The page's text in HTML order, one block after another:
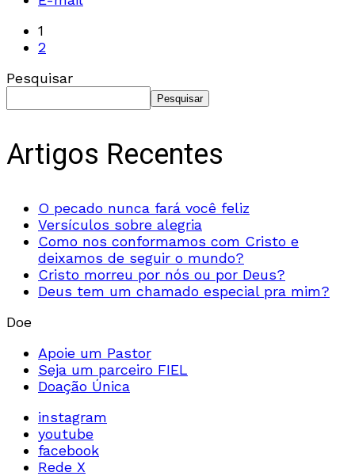
1
2
Pesquisar
Pesquisar
Artigos Recentes
O pecado nunca fará você feliz
Versículos sobre alegria
Como nos conformamos com Cristo e
deixamos de seguir o mundo?
Cristo morreu por nós ou por Deus?
Deus tem um chamado especial pra mim?
Doe
Apoie um Pastor
Seja um parceiro FIEL
Doação Única
instagram
youtube
facebook
Rede X